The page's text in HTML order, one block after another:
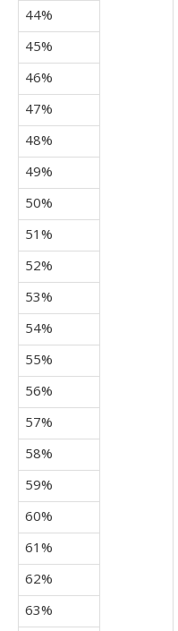
44%
45%
46%
47%
48%
49%
50%
51%
52%
53%
54%
55%
56%
57%
58%
59%
60%
61%
62%
63%